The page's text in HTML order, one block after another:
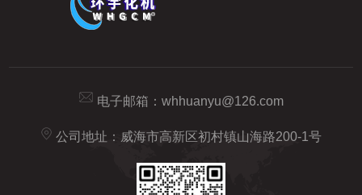
电子邮箱： whhuanyu@126.com
公司地址：威海市高新区初村镇山海路200-1号